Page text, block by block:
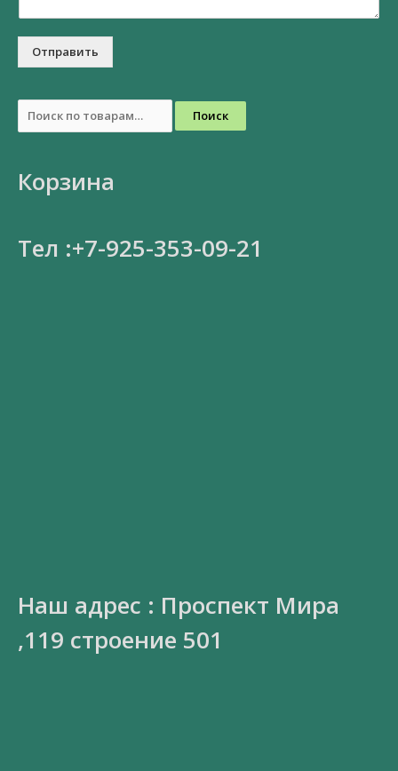
Отправить
Поиск
Корзина
Тел :+7-925-353-09-21
Наш адрес : Проспект Мира
,119 строение 501